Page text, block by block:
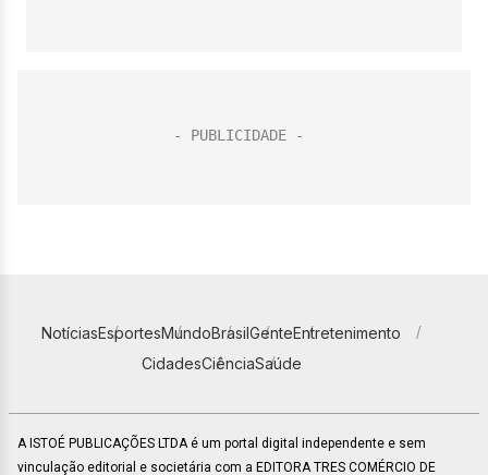
NotíciasEsportesMundoBrasilGenteEntretenimento
CidadesCiênciaSaúde
A ISTOÉ PUBLICAÇÕES LTDA é um portal digital independente e sem
vinculação editorial e societária com a EDITORA TRES COMÉRCIO DE